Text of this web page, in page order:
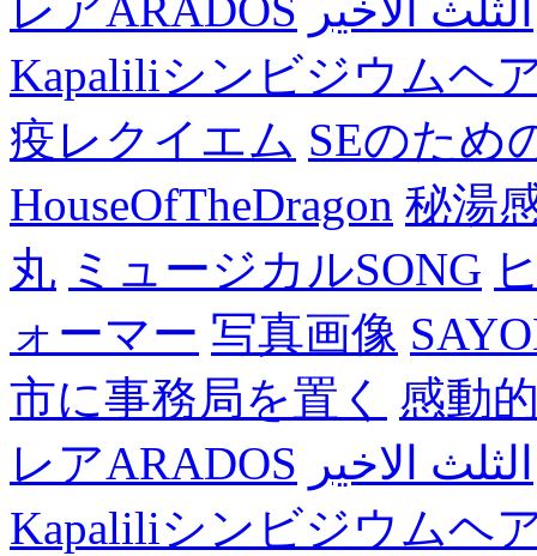
Kapaliliシンビジウムヘ
疫レクイエム SEのため
HouseOfTheDragon 秘湯
丸 ミュージカルSONG
ォーマー 写真画像
市に事務局を置く
感動
レアARADOS الثلث الاخير
Kapaliliシンビジウムヘ